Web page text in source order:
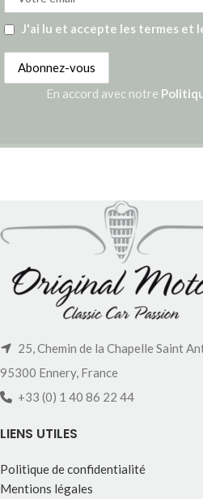
J'ai lu et accepte les termes et
En accord avec notre
25, Chemin de la Chapelle Saint
95300 Ennery, France
+33 (0) 1 40 86 22 44
LIENS UTILES
Politique de confidentialité
Mentions légales